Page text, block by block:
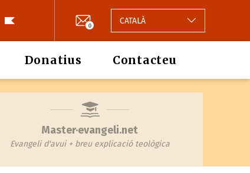
0 CATALÀ
Donatius Contacteu
Master·evangeli.net
Evangeli d'avui + breu explicació teològica